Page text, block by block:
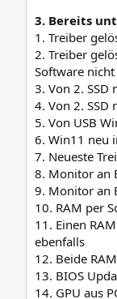
3. Bereits
1. Treiber
2. Treiber
Software
3. Von 2.
4. Von 2.
5. Von USB
6. Win11 neu
7. Neueste
8. Monitor an
9. Monitor an
10. RAM per
11. Einen
ebenfalls
12. Beide
13. BIOS
14. GPU aus